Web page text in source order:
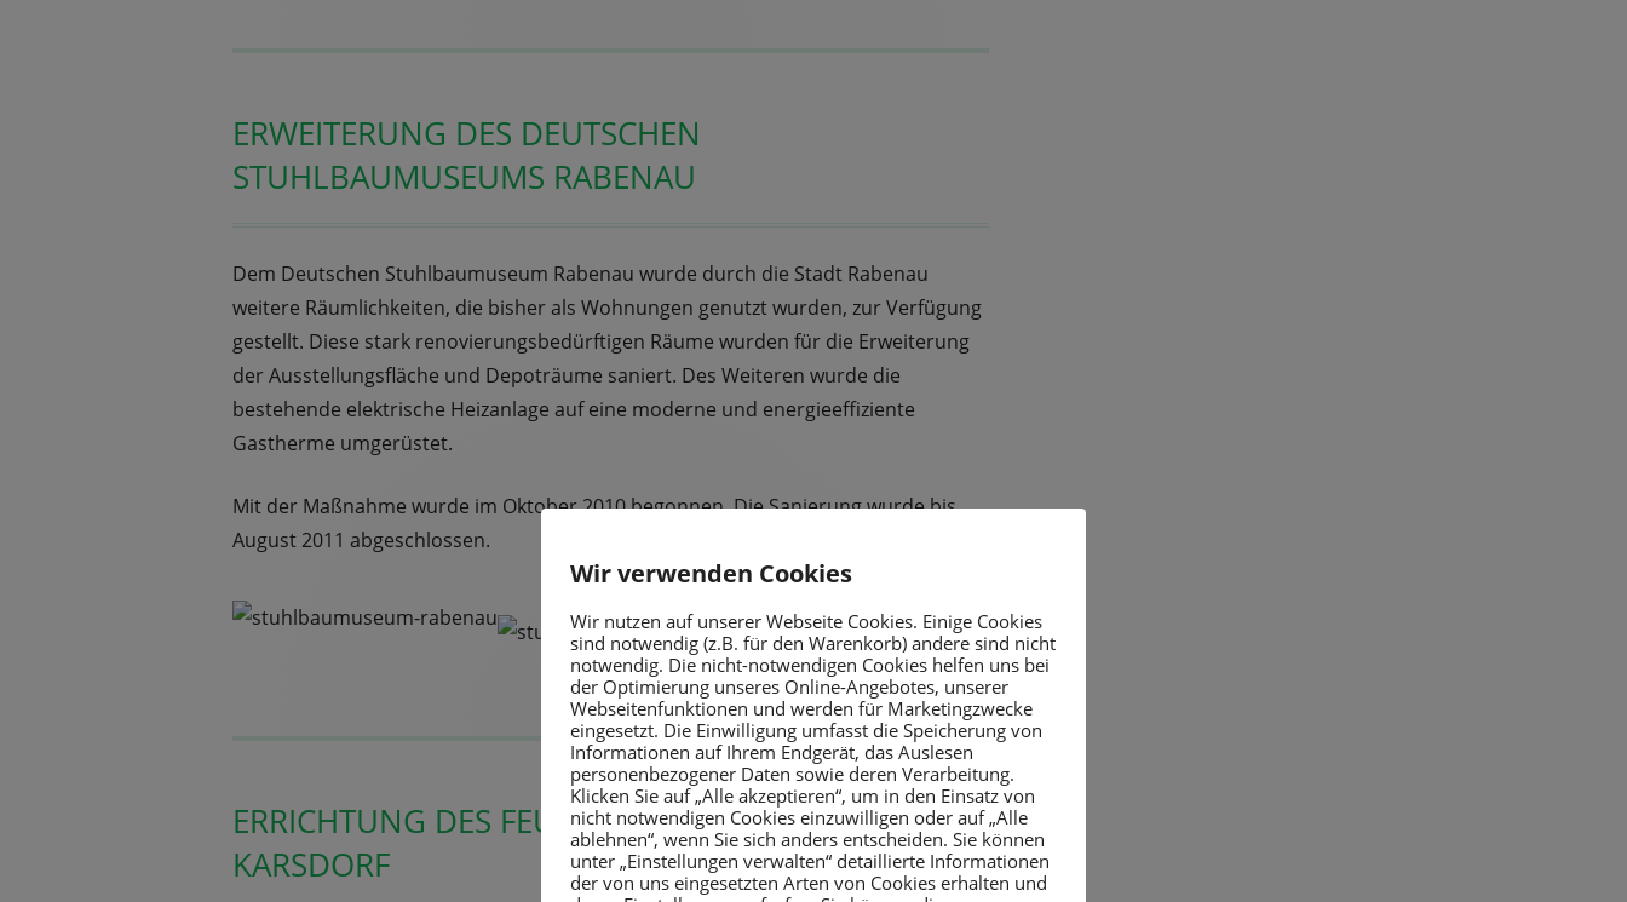
ERWEITERUNG DES DEUTSCHEN
STUHLBAUMUSEUMS RABENAU
Dem Deutschen Stuhlbaumuseum Rabenau wurde durch die Stadt Rabenau
weitere Räumlichkeiten, die bisher als Wohnungen genutzt wurden, zur Verfügung
gestellt. Diese stark renovierungsbedürftigen Räume wurden für die Erweiterung
der Ausstellungsfläche und Depoträume saniert. Des Weiteren wurde die
bestehende elektrische Heizanlage auf eine moderne und energieeffiziente
Gastherme umgerüstet.
Mit der Maßnahme wurde im Oktober 2010 begonnen. Die Sanierung wurde bis
August 2011 abgeschlossen.
ERRICHTUNG DES FEUERWEHRGERÄTEHAUSES
KARSDORF
Wir verwenden Cookies
Wir nutzen auf unserer Webseite Cookies. Einige Cookies
sind notwendig (z.B. für den Warenkorb) andere sind nicht
notwendig. Die nicht-notwendigen Cookies helfen uns bei
der Optimierung unseres Online-Angebotes, unserer
Webseitenfunktionen und werden für Marketingzwecke
eingesetzt. Die Einwilligung umfasst die Speicherung von
Informationen auf Ihrem Endgerät, das Auslesen
personenbezogener Daten sowie deren Verarbeitung.
Klicken Sie auf „Alle akzeptieren“, um in den Einsatz von
nicht notwendigen Cookies einzuwilligen oder auf „Alle
ablehnen“, wenn Sie sich anders entscheiden. Sie können
unter „Einstellungen verwalten“ detaillierte Informationen
der von uns eingesetzten Arten von Cookies erhalten und